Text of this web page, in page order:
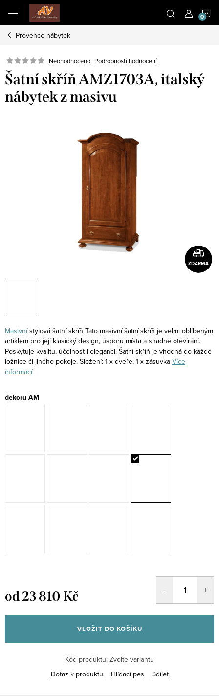
obsah
Provence nábytek
Neohodnoceno Podrobnosti hodnocení
Šatní skříň AMZ1703A, italský
nábytek z masivu
ZDARMA
Masivnístylová šatní skříň Tato masivní šatní skříň je velmi oblíbeným
artiklem pro její klasický design, úsporu místa a snadné otevírání.
Poskytuje kvalitu, účelnost i eleganci. Šatní skříň je vhodná do každé
ložnice či jiného pokoje. Složení: 1 x dveře, 1 x zásuvka Více
informací
dekoru AM
od23 810 Kč
cena:
VLOŽIT DO KOŠÍKU
Kód produktu: Zvolte variantu
Dotaz k produktu
Hlídací pes Sdílet